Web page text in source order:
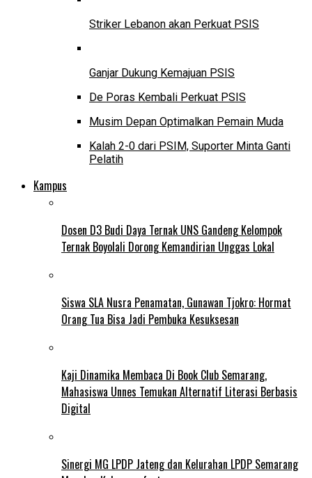
Striker Lebanon akan Perkuat PSIS
Ganjar Dukung Kemajuan PSIS
De Poras Kembali Perkuat PSIS
Musim Depan Optimalkan Pemain Muda
Kalah 2-0 dari PSIM, Suporter Minta Ganti
Pelatih
Kampus
Dosen D3 Budi Daya Ternak UNS Gandeng Kelompok
Ternak Boyolali Dorong Kemandirian Unggas Lokal
Siswa SLA Nusra Penamatan, Gunawan Tjokro: Hormat
Orang Tua Bisa Jadi Pembuka Kesuksesan
Kaji Dinamika Membaca Di Book Club Semarang,
Mahasiswa Unnes Temukan Alternatif Literasi Berbasis
Digital
Sinergi MG LPDP Jateng dan Kelurahan LPDP Semarang